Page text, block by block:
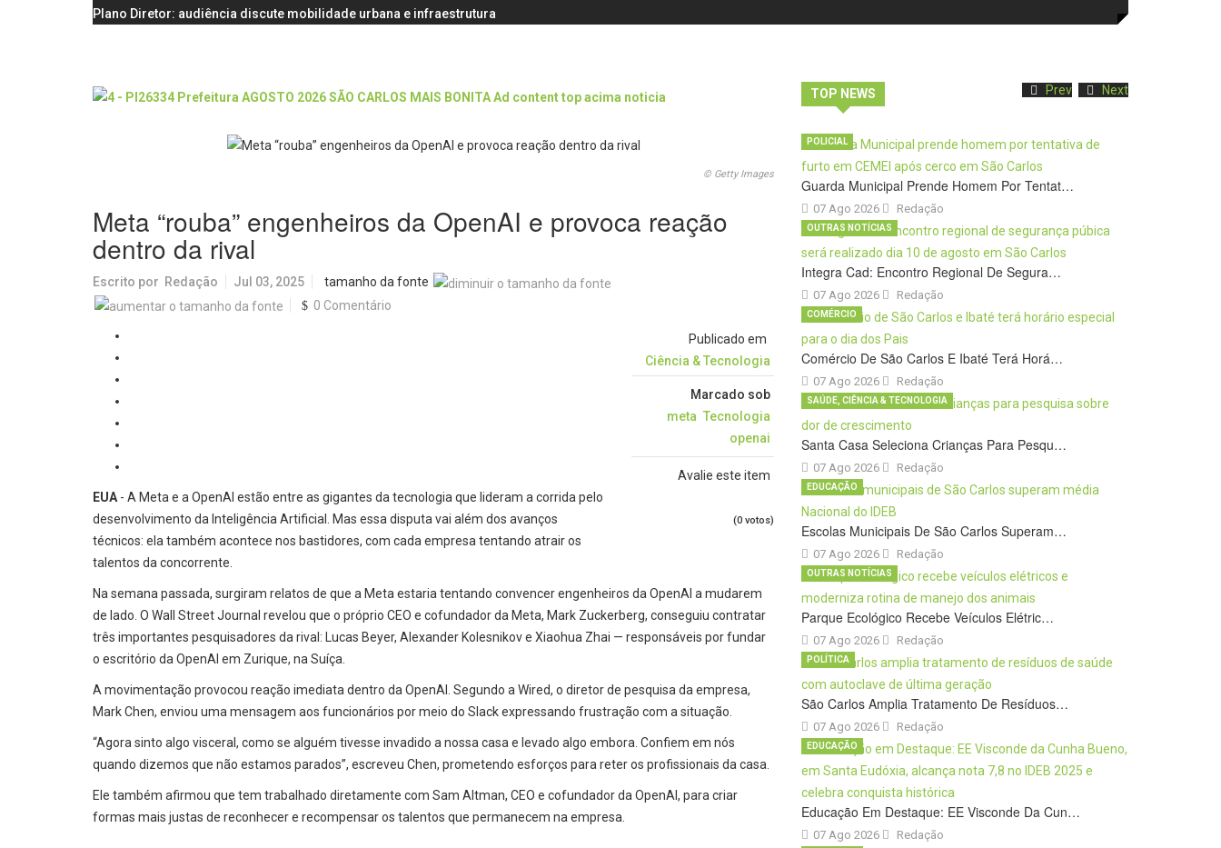
Plano Diretor: audiência discute mobilidade urbana e infraestrutura
© Getty Images
Meta “rouba” engenheiros da OpenAI e provoca reação
dentro da rival
Escrito por Redação Jul 03, 2025
tamanho da fonte
0 Comentário
Publicado em
Ciência & Tecnologia
Marcado sob
meta Tecnologia
openai
Avalie este item
(0 votos)
EUA - A Meta e a OpenAI estão entre as gigantes da tecnologia que lideram a corrida pelo
desenvolvimento da Inteligência Artificial. Mas essa disputa vai além dos avanços
técnicos: ela também acontece nos bastidores, com cada empresa tentando atrair os
talentos da concorrente.
Na semana passada, surgiram relatos de que a Meta estaria tentando convencer engenheiros da OpenAI a mudarem
de lado. O Wall Street Journal revelou que o próprio CEO e cofundador da Meta, Mark Zuckerberg, conseguiu contratar
três importantes pesquisadores da rival: Lucas Beyer, Alexander Kolesnikov e Xiaohua Zhai — responsáveis por fundar
o escritório da OpenAI em Zurique, na Suíça.
A movimentação provocou reação imediata dentro da OpenAI. Segundo a Wired, o diretor de pesquisa da empresa,
Mark Chen, enviou uma mensagem aos funcionários por meio do Slack expressando frustração com a situação.
“Agora sinto algo visceral, como se alguém tivesse invadido a nossa casa e levado algo embora. Confiem em nós
quando dizemos que não estamos parados”, escreveu Chen, prometendo esforços para reter os profissionais da casa.
Ele também afirmou que tem trabalhado diretamente com Sam Altman, CEO e cofundador da OpenAI, para criar
formas mais justas de reconhecer e recompensar os talentos que permanecem na empresa.
TOP NEWS Prev Next
Guarda Municipal Prende Homem Por Tentat…
07 Ago 2026
POLICIAL
Redação
Integra Cad: Encontro Regional De Segura…
07 Ago 2026
OUTRAS NOTÍCIAS
Redação
Comércio De São Carlos E Ibaté Terá Horá…
07 Ago 2026
COMÉRCIO
Redação
Santa Casa Seleciona Crianças Para Pesqu…
07 Ago 2026
SAÚDE, CIÊNCIA & TECNOLOGIA
Redação
Escolas Municipais De São Carlos Superam…
07 Ago 2026
EDUCAÇÃO
Redação
Parque Ecológico Recebe Veículos Elétric…
07 Ago 2026
OUTRAS NOTÍCIAS
Redação
São Carlos Amplia Tratamento De Resíduos…
07 Ago 2026
POLÍTICA
Redação
Educação Em Destaque: EE Visconde Da Cun…
07 Ago 2026
EDUCAÇÃO
Redação